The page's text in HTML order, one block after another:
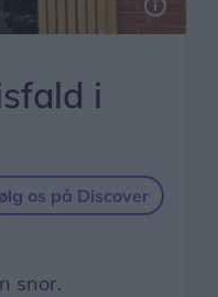
i
os på Discover
snor.